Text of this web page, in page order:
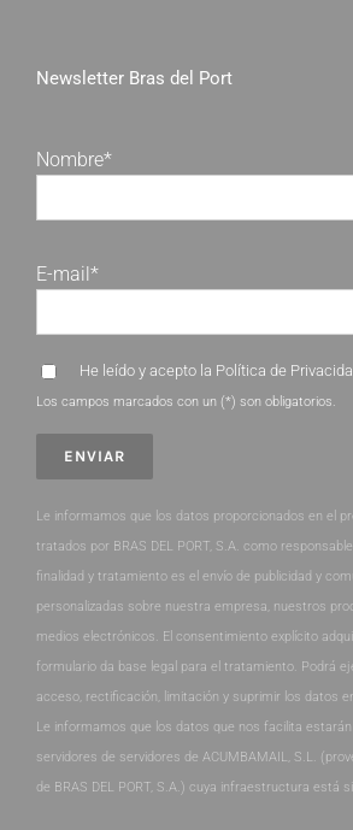
Newsletter Bras del Port
Nombre*
E-mail*
He leído y acepto la Política de
Los campos marcados con un (*) son obligatorios.
Le informamos que los datos proporcionados en el
tratados por BRAS DEL PORT, S.A. como
finalidad y tratamiento es el envío de publicidad y
personalizadas sobre nuestra empresa, nuestros
medios electrónicos. El consentimiento explícito
formulario da base legal para el tratamiento. Podrá
acceso, rectificación, limitación y suprimir los datos
Le informamos que los datos que nos facilita
servidores de servidores de ACUMBAMAIL, S.L.
de BRAS DEL PORT, S.A.) cuya infraestructura está